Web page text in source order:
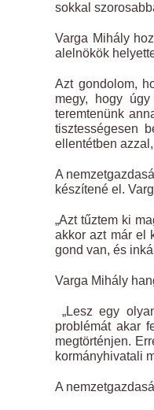
sokkal
Varga Mihály
alelnökök
Azt gondolom,
megy, hogy
teremtenünk
tisztességesen
ellentétben
A
készítené el.
„Azt tűztem ki
akkor azt már el
gond van, és
Varga Mihály
„Lesz egy
problémát akar
megtörténjen.
kormányhivatali
A